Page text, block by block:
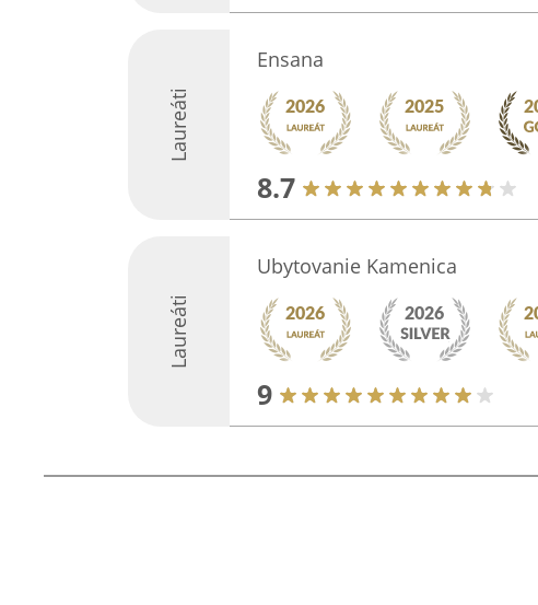
Laureáti
Ensana
8.7
Laureáti
Ubytovanie Kamenica
9